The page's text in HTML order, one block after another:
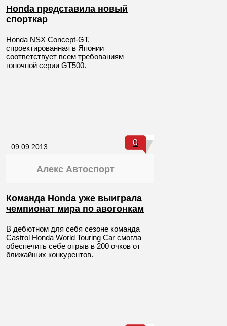
Honda представила новый
спорткар
Honda NSX Concept-GT,
спроектированная в Японии
соответствует всем требованиям
гоночной серии GT500.
09.09.2013 0
Алекс Автоспорт
Команда Honda уже выиграла
чемпионат мира по авогонкам
В дебютном для себя сезоне команда
Castrol Honda World Touring Car смогла
обеспечить себе отрыв в 200 очков от
ближайших конкурентов.